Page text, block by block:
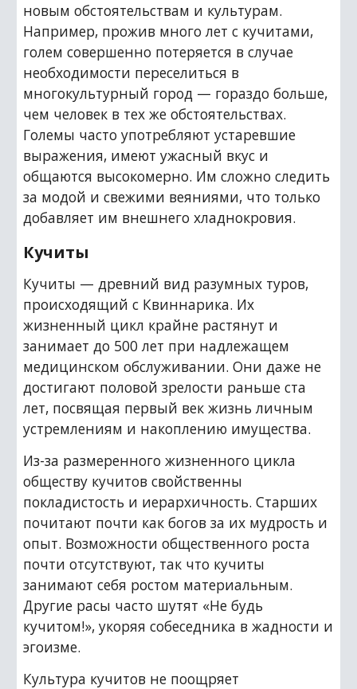
новым обстоятельствам и культурам.
Например, прожив много лет с кучитами,
голем совершенно потеряется в случае
необходимости переселиться в
многокультурный город — гораздо больше,
чем человек в тех же обстоятельствах.
Големы часто употребляют устаревшие
выражения, имеют ужасный вкус и
общаются высокомерно. Им сложно следить
за модой и свежими веяниями, что только
добавляет им внешнего хладнокровия.
Кучиты
Кучиты — древний вид разумных туров,
происходящий с Квиннарика. Их
жизненный цикл крайне растянут и
занимает до 500 лет при надлежащем
медицинском обслуживании. Они даже не
достигают половой зрелости раньше ста
лет, посвящая первый век жизнь личным
устремлениям и накоплению имущества.
Из-за размеренного жизненного цикла
обществу кучитов свойственны
покладистость и иерархичность. Старших
почитают почти как богов за их мудрость и
опыт. Возможности общественного роста
почти отсутствуют, так что кучиты
занимают себя ростом материальным.
Другие расы часто шутят «Не будь
кучитом!», укоряя собеседника в жадности и
эгоизме.
Культура кучитов не поощряет